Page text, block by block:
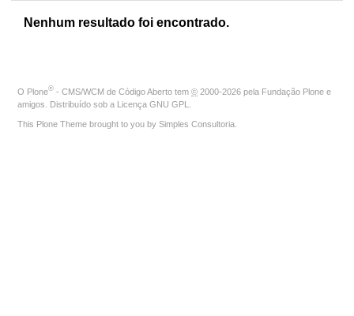
Nenhum resultado foi encontrado.
O Plone® - CMS/WCM de Código Aberto tem © 2000-2026 pela Fundação Plone e
amigos. Distribuído sob a Licença GNU GPL
This Plone Theme brought to you by Simples Consultoria